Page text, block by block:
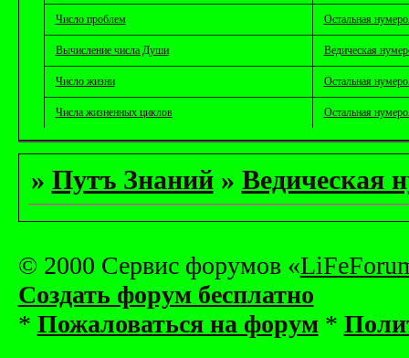
Число проблем Остальная
Вычисление числа Души Ведическая
Число жизни Остальная
Числа жизненных циклов Остальная
» Путъ Знаний » Ведическая
© 2000 Сервис форумов «
Создать форум бесплатно
* Пожаловаться на форум*